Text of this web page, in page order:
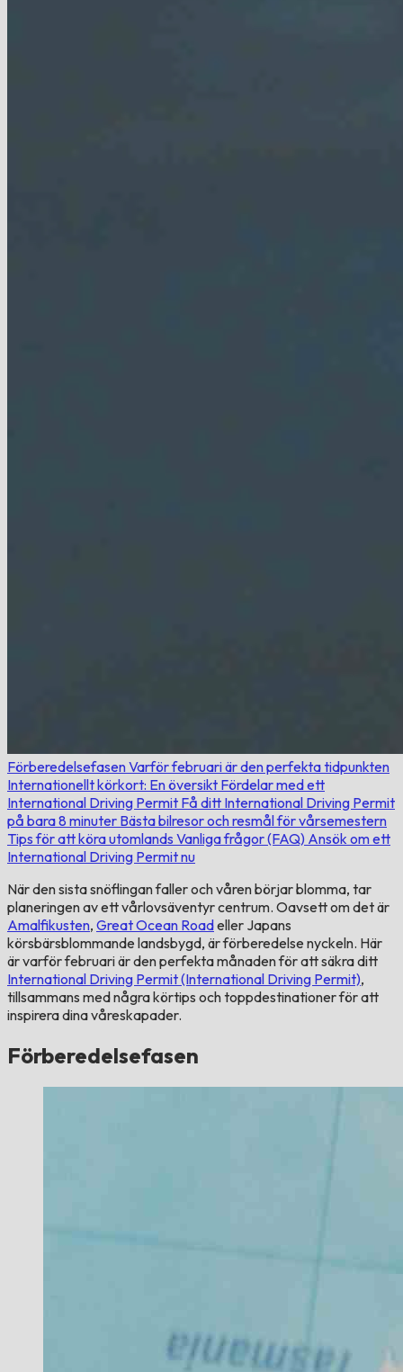
FörberedelsefasenVarför februari är den perfekta tidpunkten
Internationellt körkort: En översikt Fördelar med ett
International Driving Permit Få ditt International Driving Permit
på bara 8 minuter Bästa bilresor och resmål för vårsemestern
Tips för att köra utomlands Vanliga frågor (FAQ) Ansök om ett
International Driving Permit nu
När den sista snöflingan faller och våren börjar blomma, tar
planeringen av ett vårlovsäventyr centrum. Oavsett om det är
Amalfikusten, Great Ocean Roadeller Japans
körsbärsblommande landsbygd, är förberedelse nyckeln. Här
är varför februari är den perfekta månaden för att säkra ditt
International Driving Permit (International Driving Permit),
tillsammans med några körtips och toppdestinationer för att
inspirera dina våreskapader.
Förberedelsefasen